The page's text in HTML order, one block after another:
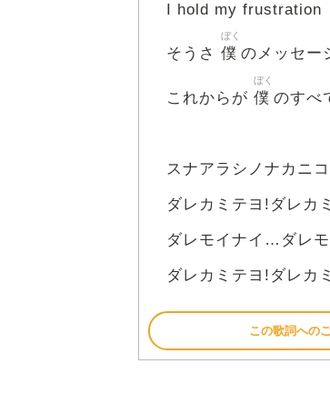
I hold my frustration
そうさ 僕
ぼく
のメッセー
これからが 僕
ぼく
のすべ
スナアラシノナカニ
ダレカミテヨ!ダレカ
ダレモイナイ…ダレ
ダレカミテヨ!ダレカ
この歌詞への